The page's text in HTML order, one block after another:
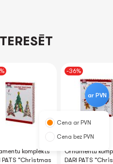
komplekts
PATS "Christmas
-36%
Ornamentu
DARI PATS
ar PVN
Cena ar PVN
Cena bez PVN